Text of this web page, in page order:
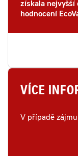
získala nejvyšší
hodnocení
VÍCE
V případě